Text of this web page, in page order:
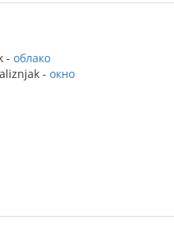
- облако
- окно